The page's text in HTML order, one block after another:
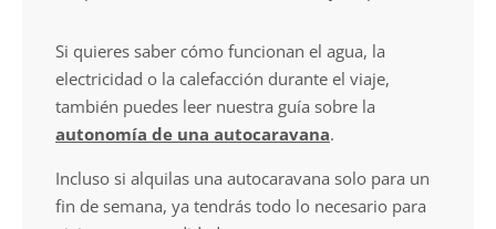
Si quieres saber cómo funcionan el agua, la
electricidad o la calefacción durante el viaje,
también puedes leer nuestra guía sobre la
autonomía de una autocaravana.
Incluso si alquilas una autocaravana solo para un
fin de semana, ya tendrás todo lo necesario para